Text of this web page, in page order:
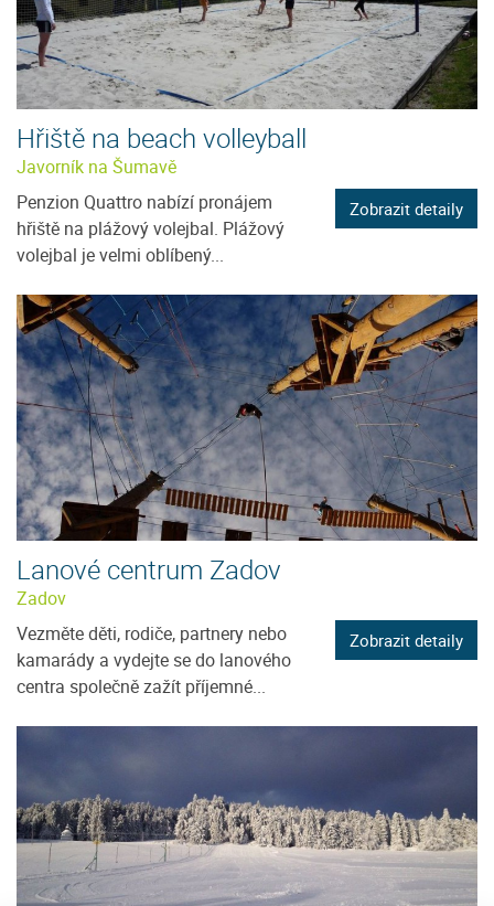
Hřiště na beach volleyball
Javorník na Šumavě
Penzion Quattro nabízí pronájem
hřiště na plážový volejbal. Plážový
volejbal je velmi oblíbený...
Zobrazit detaily
Lanové centrum Zadov
Zadov
Vezměte děti, rodiče, partnery nebo
kamarády a vydejte se do lanového
centra společně zažít příjemné...
Zobrazit detaily